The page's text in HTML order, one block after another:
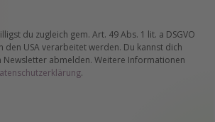
du zugleich gem. Art. 49 Abs. 1 lit. a DSGVO
den USA verarbeitet werden. Du kannst dich
Newsletter abmelden. Weitere Informationen
.